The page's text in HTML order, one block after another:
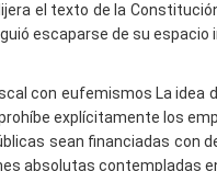
el texto de la
escaparse de su
con eufemismos La idea
explícitamente los
sean financiadas con
absolutas contempladas